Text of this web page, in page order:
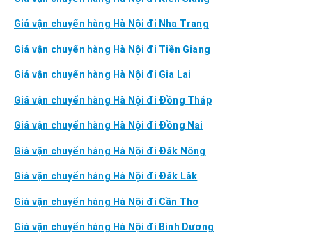
Giá vận chuyển hàng Hà Nội đi Nha Trang
Giá vận chuyển hàng Hà Nội đi Tiền Giang
Giá vận chuyển hàng Hà Nội đi Gia Lai
Giá vận chuyển hàng Hà Nội đi Đồng Tháp
Giá vận chuyển hàng Hà Nội đi Đồng Nai
Giá vận chuyển hàng Hà Nội đi Đăk Nông
Giá vận chuyển hàng Hà Nội đi Đăk Lăk
Giá vận chuyển hàng Hà Nội đi Cần Thơ
Giá vận chuyển hàng Hà Nội đi Bình Dương